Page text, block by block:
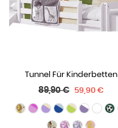
Tunnel Für Kinderbetten
Normaler
Preis
89,90 € 59,90 €